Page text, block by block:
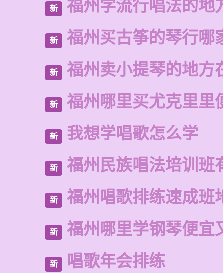
新 福州学流行唱法的地
新 福州买古筝的琴行哪
新 福州卖小提琴的地方
新 福州哪里买尤克里里
新 我想学唱歌怎么学
新 福州民族唱法培训班
新 福州唱歌排练速成班
新 福州哪里学钢琴便宜
新 唱歌年会排练